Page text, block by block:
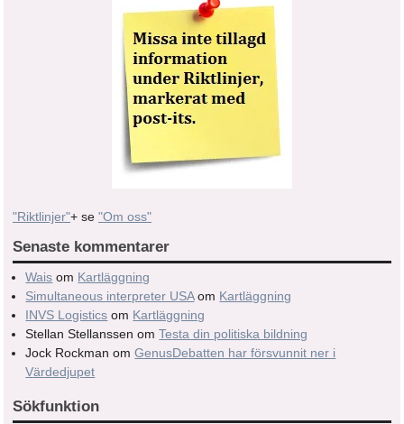
"Riktlinjer"+ se "Om oss"
Senaste kommentarer
Wais om Kartläggning
Simultaneous interpreter USAom Kartläggning
INVS Logistics om Kartläggning
Stellan Stellanssen omTesta din politiska bildning
Jock Rockman omGenusDebatten har försvunnit ner i
Värdedjupet
Sökfunktion